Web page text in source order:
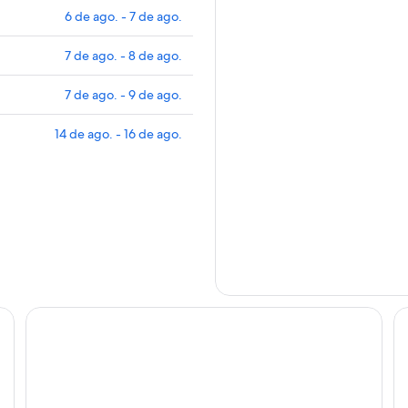
6 de ago. - 7 de ago.
7 de ago. - 8 de ago.
7 de ago. - 9 de ago.
14 de ago. - 16 de ago.
Las Veraneras Villas & Resort